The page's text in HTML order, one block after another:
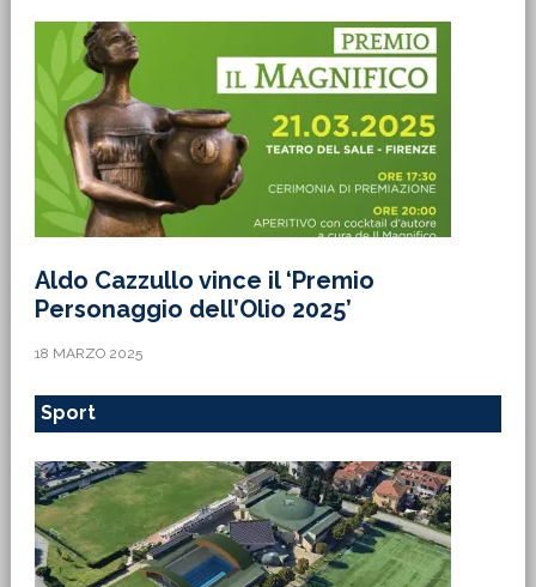
Aldo Cazzullo vince il ‘Premio
Personaggio dell’Olio 2025’
18 MARZO 2025
Sport